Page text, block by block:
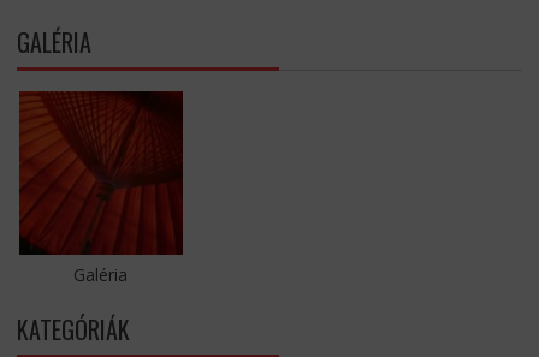
GALÉRIA
Galéria
KATEGÓRIÁK